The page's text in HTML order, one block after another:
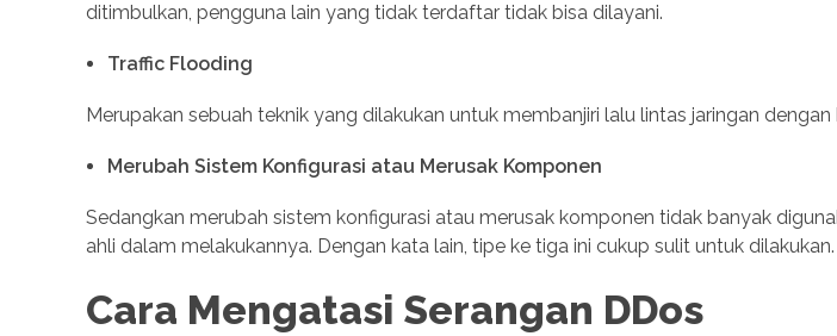
ditimbulkan, pengguna lain yang tidak terdaftar tidak bisa dilayani.
Traffic Flooding
Merupakan sebuah teknik yang dilakukan untuk membanjiri lalu lintas jaringan
Merubah Sistem Konfigurasi atau Merusak Komponen
Sedangkan merubah sistem konfigurasi atau merusak komponen tidak banyak
ahli dalam melakukannya. Dengan kata lain, tipe ke tiga ini cukup sulit untuk dilakukan.
Cara Mengatasi Serangan DDos